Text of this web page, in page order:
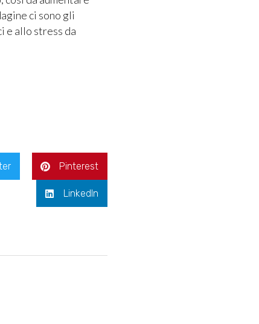
ci sono gli
e allo stress da
Pinterest
LinkedIn